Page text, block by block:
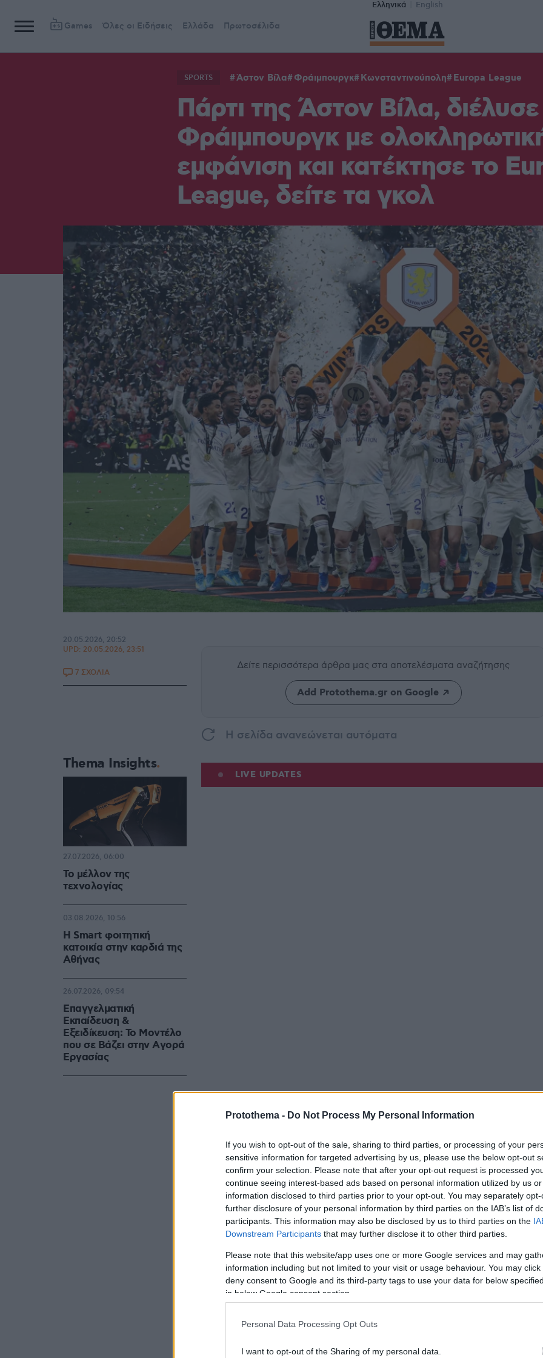
Protothema - Do Not Process My Personal Information
If you wish to opt-out of the sale, sharing to third parties, or processing of your
sensitive information for targeted advertising by us, please use the below opt-out
confirm your selection. Please note that after your opt-out request is processed
continue seeing interest-based ads based on personal information utilized by us
information disclosed to third parties prior to your opt-out. You may separately
further disclosure of your personal information by third parties on the IAB’s list of
participants. This information may also be disclosed by us to third parties on the
Downstream Participants that may further disclose it to other third parties.
Please note that this website/app uses one or more Google services and may
information including but not limited to your visit or usage behaviour. You may
deny consent to Google and its third-party tags to use your data for below
in below Google consent section.
Personal Data Processing Opt Outs
I want to opt-out of the Sharing of my personal data.
Ελληνικά English
Games Όλες οι Ειδήσεις Ελλάδα Πρωτοσέλιδα
SPORTS Άστον Βίλα Φράιμπουργκ Κωνσταντινούπολη Europa League
Πάρτι της Άστον Βίλα,
Φράιμπουργκ με
εμφάνιση και κατέκτησε το
League, δείτε τα γκολ
Δείτε περισσότερα άρθρα μας στα αποτελέσματα αναζήτησης
Add Protothema.gr on Google
H σελίδα ανανεώνεται αυτόματα
LIVE UPDATES
20.05.2026, 20:52
UPD: 20.05.2026, 23:51
7 ΣΧΟΛΙΑ
Thema Insights
Το μέλλον της
τεχνολογίας
27.07.2026, 06:00
Η Smart φοιτητική
κατοικία στην καρδιά της
Αθήνας
03.08.2026, 10:56
Επαγγελματική
Εκπαίδευση &
Εξειδίκευση: Το Mοντέλο
που σε Bάζει στην Aγορά
Eργασίας
26.07.2026, 09:54